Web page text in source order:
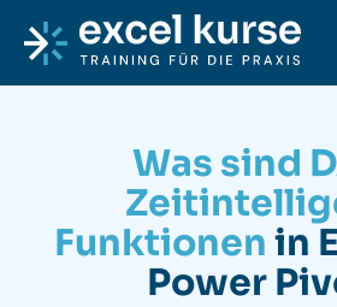
Excel-Kurse
Was sind
Funktionen in
Power